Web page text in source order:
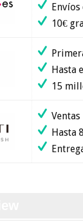
Envíos
10€
Hasta
15
Hasta